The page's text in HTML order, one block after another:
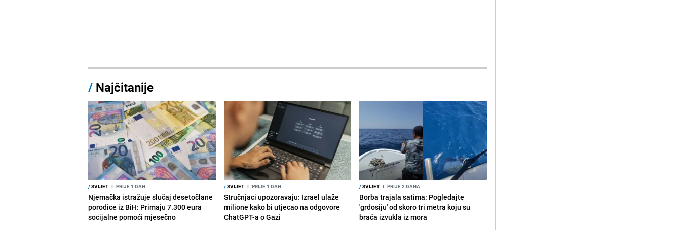
/ Najčitanije
/SVIJET I PRIJE 1 DAN
Njemačka istražuje slučaj desetočlane
porodice iz BiH: Primaju 7.300 eura
socijalne pomoći mjesečno
/SVIJET I PRIJE 1 DAN
Stručnjaci upozoravaju: Izrael ulaže
milione kako bi utjecao na odgovore
ChatGPT-a o Gazi
/SVIJET I PRIJE 2 DANA
Borba trajala satima: Pogledajte
'grdosiju' od skoro tri metra koju su
braća izvukla iz mora